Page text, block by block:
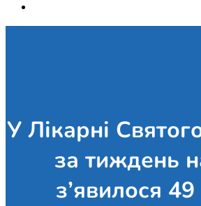
У Лікарні
за тиждень
з’явилося 49